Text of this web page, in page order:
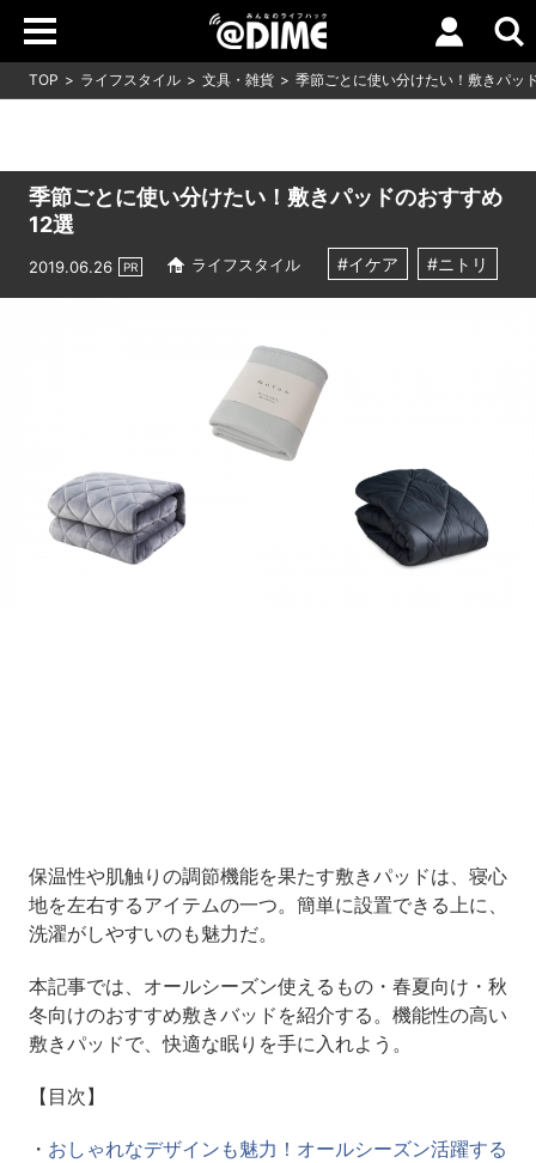
TOP ライフスタイル 文具・雑貨 季節ごとに使い分けたい！敷きパッ
季節ごとに使い分けたい！敷きパッドのおすすめ
12選
2019.06.26 PR ライフスタイル #イケア #ニトリ
保温性や肌触りの調節機能を果たす敷きパッドは、寝心
地を左右するアイテムの一つ。簡単に設置できる上に、
洗濯がしやすいのも魅力だ。
本記事では、オールシーズン使えるもの・春夏向け・秋
冬向けのおすすめ敷きバッドを紹介する。機能性の高い
敷きパッドで、快適な眠りを手に入れよう。
【目次】
・ おしゃれなデザインも魅力！オールシーズン活躍する